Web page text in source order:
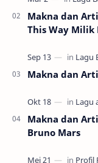
Makna dan
This Way Milik
Makna dan
Makna dan
Bruno Mars